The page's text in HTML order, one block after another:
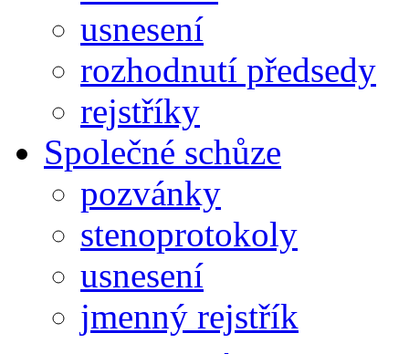
usnesení
rozhodnutí předsedy
rejstříky
Společné schůze
pozvánky
stenoprotokoly
usnesení
jmenný rejstřík